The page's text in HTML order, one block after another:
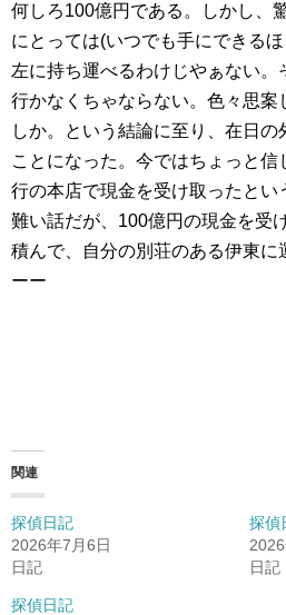
何しろ100億円である。しかし、
にとっては(いつでも手にできる
左に持ち運べるわけじやぁない。
行かなくちゃならない。色々思案
しか。という結論に至り、在日の
ことになった。今ではちょっと
行の本店で現金を受け取ったとい
難い話だが、100億円の現金を受
積んで、自分の別荘のある伊東に
ーー
関連
探偵日記
2026年7月6日
日記
探偵
日記
探偵日記